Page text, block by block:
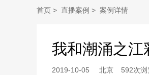
首页 > 直播案例 > 案例详情
我和潮涌之江
2019-10-05 北京 592次浏